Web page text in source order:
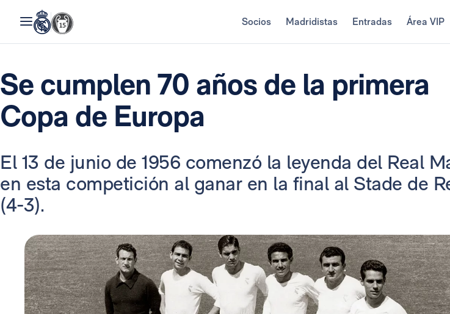
Socios Madridistas Entradas Área VIP
Se cumplen 70 años de la primera
Copa de Europa
El 13 de junio de 1956 comenzó la leyenda del Real
en esta competición al ganar en la final al Stade de
(4-3).